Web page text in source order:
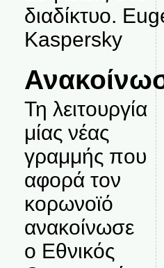
διαδίκτυο.
Kaspersky
Τη λειτουργία
μίας νέας
γραμμής που
αφορά τον
κορωνοϊό
ανακοίνωσε
ο Εθνικός